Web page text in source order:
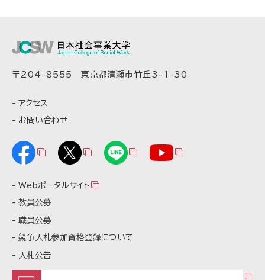
〒204-8555 東京都清瀬市竹丘3-1-30
アクセス
お問い合わせ
Webポータルサイト
教員公募
職員公募
競争入札参加資格登録について
入札公告